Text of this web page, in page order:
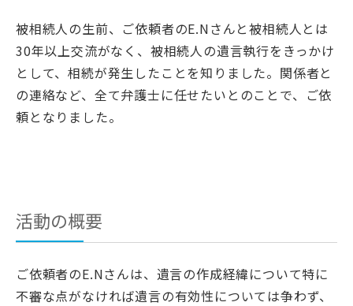
被相続人の生前、ご依頼者のE.Nさんと被相続人とは
30年以上交流がなく、被相続人の遺言執行をきっかけ
として、相続が発生したことを知りました。関係者と
の連絡など、全て弁護士に任せたいとのことで、ご依
頼となりました。
活動の概要
ご依頼者のE.Nさんは、遺言の作成経緯について特に
不審な点がなければ遺言の有効性については争わず、